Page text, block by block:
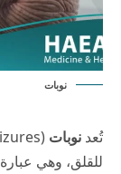
نوبات
تُعد نوبات
للقلق، وهي